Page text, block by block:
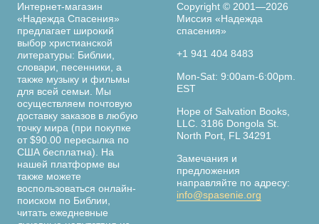
Страница
книги
Интернет-магазин
«Надежда Спасения»
предлагает широкий
выбор христианской
литературы: Библии,
словари, песенники, а
также музыку и фильмы
для всей семьи. Мы
осуществляем почтовую
доставку заказов в любую
точку мира (при покупке
от $90.00 пересылка по
США бесплатна). На
нашей платформе вы
также можете
воспользоваться онлайн-
поиском по Библии,
читать ежедневные
Copyright © 2001—2026
Миссия «Надежда
спасения»
+1 941 404 8483
Mon-Sat: 9:00am-6:00pm.
EST
Hope of Salvation Books,
LLC. 3186 Dongola St.
North Port, FL 34291
Замечания и
предложения
направляйте по адресу:
info@spasenie.org